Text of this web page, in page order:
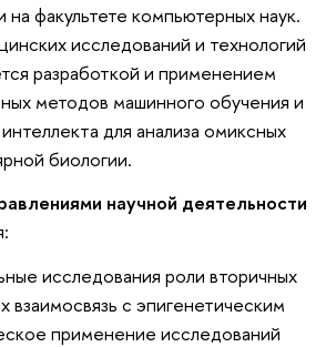
факультете компьютерных наук.
исследований и технологий
разработкой и применением
методов машинного обучения и
для анализа омиксных
биологии.
научной деятельности
исследования роли вторичных
взаимосвязь с эпигенетическим
применение исследований